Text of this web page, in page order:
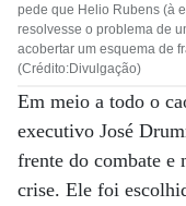
pede que Helio Rubens (à
resolvesse o problema de
acobertar um esquema de
(Crédito:Divulgação)
Em meio a todo o
executivo José
frente do combate e
crise. Ele foi